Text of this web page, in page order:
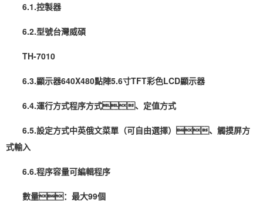
6.1.控製器
6.2.型號台灣威碩
TH-7010
6.3.顯示器640X480點陣5.6寸TFT彩色LCD顯示器
6.4.運行方式程序方式、定值方式
6.5.設定方式中英俄文菜單（可自由選擇）、觸摸屏方
式輸入
6.6.程序容量可編輯程序
數量：最大99個